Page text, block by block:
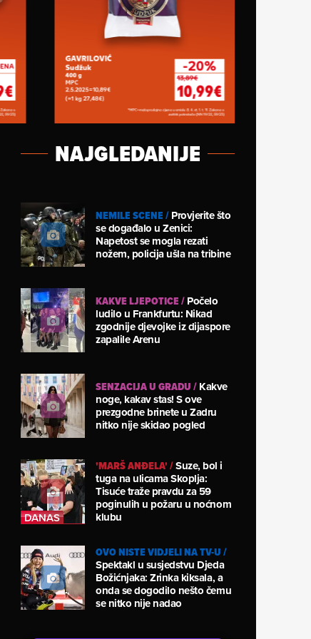
NAJGLEDANIJE
NEMILE SCENE/Provjerite što
se događalo u Zenici:
Napetost se mogla rezati
nožem, policija ušla na tribine
KAKVE LJEPOTICE/Počelo
ludilo u Frankfurtu: Nikad
zgodnije djevojke iz dijaspore
zapalile Arenu
SENZACIJA U GRADU/Kakve
noge, kakav stas! S ove
prezgodne brinete u Zadru
nitko nije skidao pogled
'MARŠ ANĐELA'/Suze, bol i
tuga na ulicama Skoplja:
Tisuće traže pravdu za 59
poginulih u požaru u noćnom
klubu
OVO NISTE VIDJELI NA TV-U/
Spektakl u susjedstvu Djeda
Božićnjaka: Zrinka kiksala, a
onda se dogodilo nešto čemu
se nitko nije nadao